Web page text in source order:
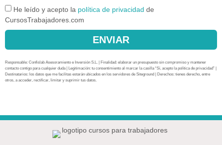
He leído y acepto la política de privacidad de
CursosTrabajadores.com
ENVIAR
Responsable: Confislab Asesoramiento e Inversión S.L. | Finalidad: elaborar un presupuesto sin compromiso y mantener
contacto contigo para cualquier duda | Legitimación: tu consentimiento al marcar la casilla “Sí, acepto la política de privacidad” |
Destinatarios: los datos que me facilitas estarán ubicados en los servidores de Siteground | Derechos: tienes derecho, entre
otros, a acceder, rectificar, limitar y suprimir tus datos.